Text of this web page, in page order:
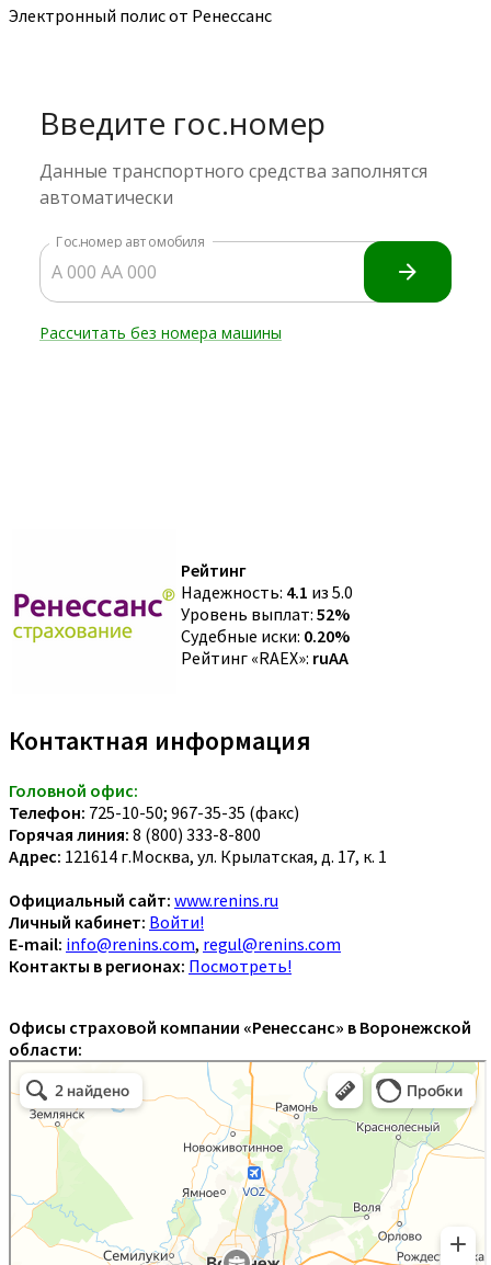
Электронный полис от Ренессанс
Рейтинг
Надежность: 4.1 из 5.0
Уровень выплат: 52%
Судебные иски: 0.20%
Рейтинг «RAEX»: ruAA
Контактная информация
Головной офис:
Телефон: 725-10-50; 967-35-35 (факс)
Горячая линия: 8 (800) 333-8-800
Адрес: 121614 г.Москва, ул. Крылатская, д. 17, к. 1
Официальный сайт: www.renins.ru
Личный кабинет: Войти!
E-mail: info@renins.com, regul@renins.com
Контакты в регионах: Посмотреть!
Офисы страховой компании «Ренессанс» в Воронежской
области: